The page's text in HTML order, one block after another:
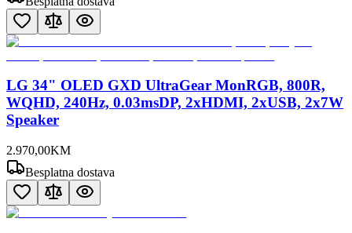
LG 34" OLED GXD UltraGear MonRGB, 800R,
WQHD, 240Hz, 0.03msDP, 2xHDMI, 2xUSB, 2x7W
Speaker
2.970,00KM
Besplatna dostava